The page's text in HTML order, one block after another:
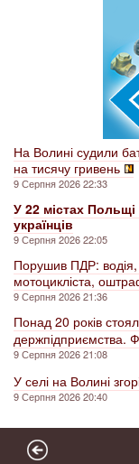
На Волині судили
на тисячу гривень
9 Серпня 2026 22:33
У 22 містах Польщі
українців
9 Серпня 2026 22:05
Порушив ПДР: водія,
мотоцикліста,
9 Серпня 2026 21:36
Понад 20 років
держпідприємства.
9 Серпня 2026 21:08
У селі на Волині
9 Серпня 2026 20:40